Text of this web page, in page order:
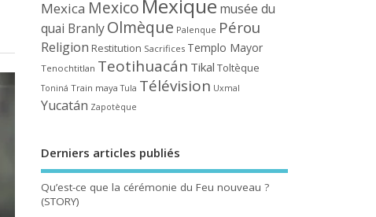
Mexica Mexico Mexique musée du
quai BranlyOlmèque Palenque Pérou
Religion Restitution Sacrifices Templo Mayor
Tenochtitlan Teotihuacán Tikal Toltèque
Toniná Train maya Tula Télévision Uxmal
Yucatán Zapotèque
Derniers articles publiés
Qu’est-ce que la cérémonie du Feu nouveau ?
(STORY)